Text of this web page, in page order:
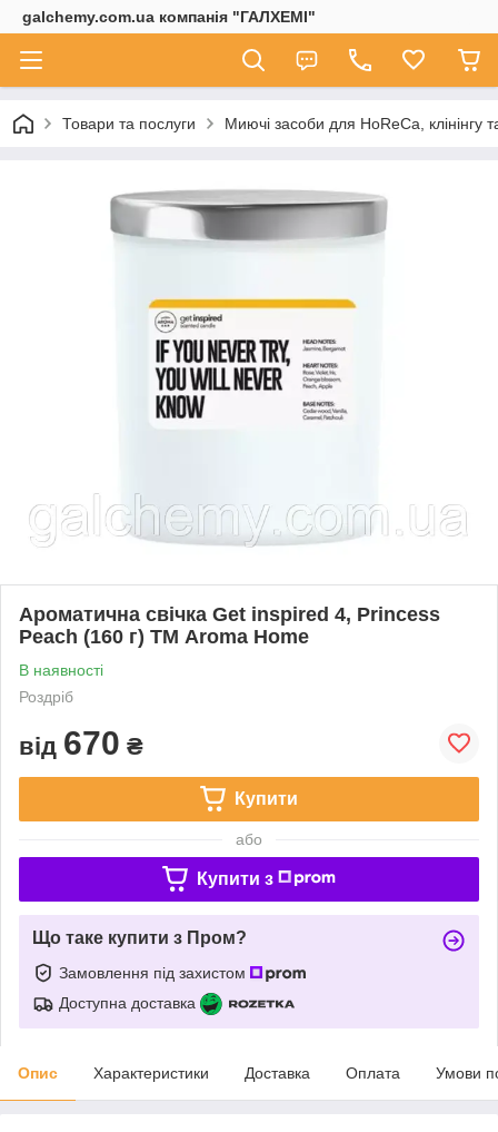
galchemy.com.ua компанія "ГАЛХЕМІ"
Товари та послуги Миючі засоби для HoReCa, клінінгу
Ароматична свічка Get inspired 4, Princess
Peach (160 г) ТМ Aroma Home
В наявності
Роздріб
від 670 ₴
Купити
або
Купити з
Що таке купити з Пром?
Замовлення під захистом
Доступна доставка
Опис Характеристики Доставка Оплата Умови